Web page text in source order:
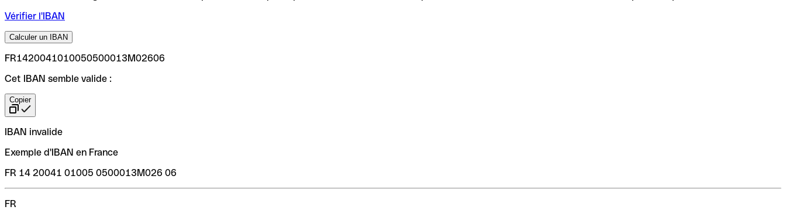
Vérifier l'IBAN
Calculer un IBAN
FR1420041010050500013M02606
Cet IBAN semble valide :
Copier
IBAN invalide
Exemple d'IBAN en France
FR 14 20041 01005 0500013M026 06
FR